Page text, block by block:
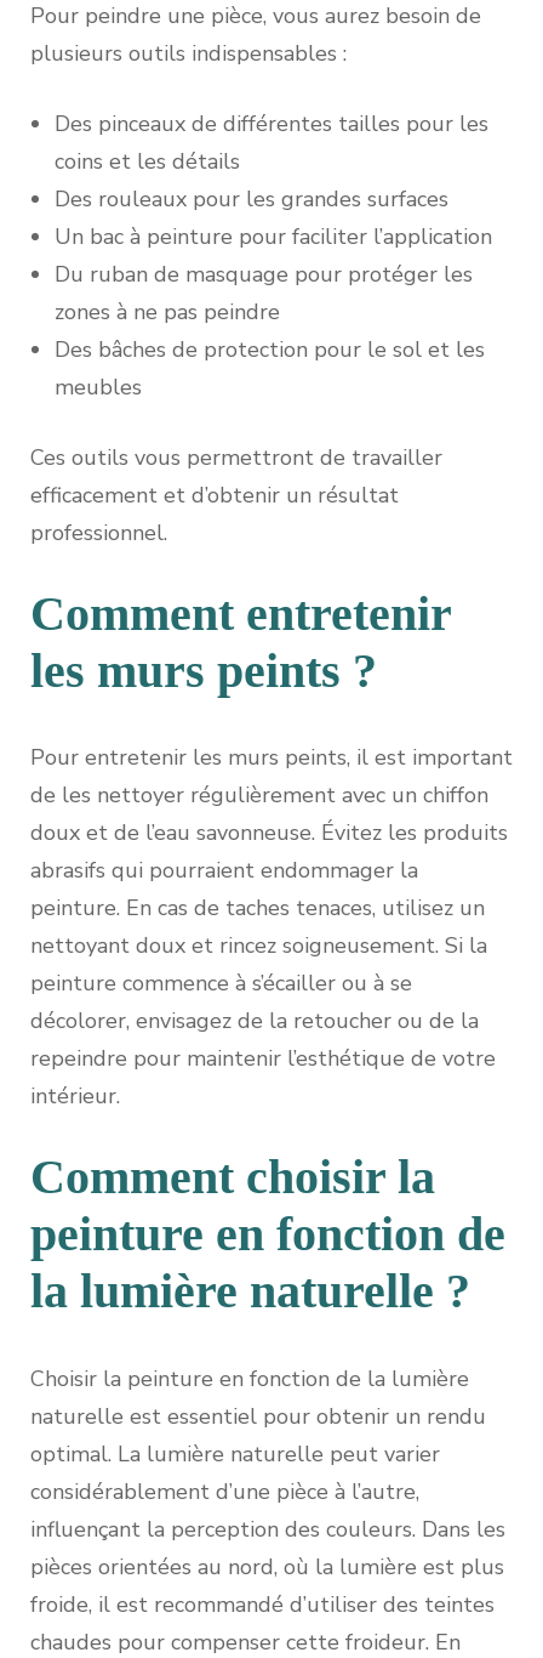
Pour peindre une pièce, vous aurez besoin de
plusieurs outils indispensables :
Des pinceaux de différentes tailles pour les
coins et les détails
Des rouleaux pour les grandes surfaces
Un bac à peinture pour faciliter l’application
Du ruban de masquage pour protéger les
zones à ne pas peindre
Des bâches de protection pour le sol et les
meubles
Ces outils vous permettront de travailler
efficacement et d’obtenir un résultat
professionnel.
Comment entretenir
les murs peints ?
Pour entretenir les murs peints, il est important
de les nettoyer régulièrement avec un chiffon
doux et de l’eau savonneuse. Évitez les produits
abrasifs qui pourraient endommager la
peinture. En cas de taches tenaces, utilisez un
nettoyant doux et rincez soigneusement. Si la
peinture commence à s’écailler ou à se
décolorer, envisagez de la retoucher ou de la
repeindre pour maintenir l’esthétique de votre
intérieur.
Comment choisir la
peinture en fonction de
la lumière naturelle ?
Choisir la peinture en fonction de la lumière
naturelle est essentiel pour obtenir un rendu
optimal. La lumière naturelle peut varier
considérablement d’une pièce à l’autre,
influençant la perception des couleurs. Dans les
pièces orientées au nord, où la lumière est plus
froide, il est recommandé d’utiliser des teintes
chaudes pour compenser cette froideur. En